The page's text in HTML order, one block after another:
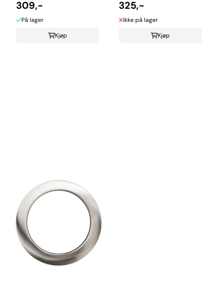
309,-
På lager
Kjøp
325,-
Ikke på lager
Kjøp